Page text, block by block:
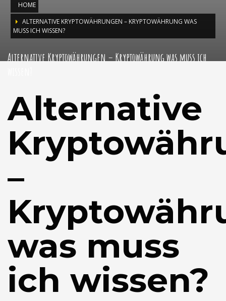
HOME
ALTERNATIVE KRYPTOWÄHRUNGEN – KRYPTOWÄHRUNG WAS
MUSS ICH WISSEN?
Alternative Kryptowährungen – Kryptowährung was muss ich
Alternative
–
was muss
ich wissen?